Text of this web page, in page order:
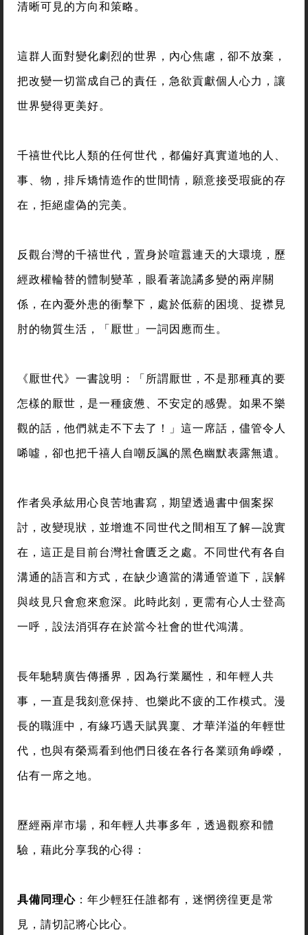
清晰可見的方向和策略。
這群人面對變化劇烈的世界，內心焦慮，卻不放棄，
把改變一切當成自己的責任，急欲貢獻個人心力，讓
世界變得更美好。
千禧世代比人類的任何世代，都偏好真實道地的人、
事、物，排斥矯情造作的世間情，願意接受瑕疵的存
在，拒絕虛偽的完美。
反觀台灣的千禧世代，置身於喧囂連天的大環境，歷
經政權輪替的體制變革，眼看著詭譎多變的兩岸關
係，在內憂外患的衝擊下，處於低薪的困境、捉襟見
肘的物質生活，「厭世」一詞因應而生。
《厭世代》一書說明：「所謂厭世，不是那種真的要
怎樣的厭世，是一種疲憊、不安定的感覺。如果不樂
觀的話，他們就走不下去了！」這一席話，儘管令人
唏噓，卻也把千禧人自嘲反諷的黑色幽默表露無遺。
作者吳承紘用心良苦地書寫，期望透過書中個案探
討，改變現狀，並增進不同世代之間相互了解—說實
在，這正是目前台灣社會匱乏之處。不同世代有各自
溝通的語言和方式，在缺少適當的溝通管道下，誤解
與歧見只會愈來愈深。此時此刻，更需有心人士登高
一呼，設法消弭存在於當今社會的世代鴻溝。
長年馳騁廣告傳播界，因為行業屬性，和年輕人共
事，一直是我刻意保持、也樂此不疲的工作模式。漫
長的職涯中，有緣巧遇天賦異稟、才華洋溢的年輕世
代，也與有榮焉看到他們日後在各行各業頭角崢嶸，
佔有一席之地。
歷經兩岸市場，和年輕人共事多年，透過觀察和體
驗，藉此分享我的心得：
具備同理心 ：年少輕狂任誰都有，迷惘徬徨更是常
見，請切記將心比心。